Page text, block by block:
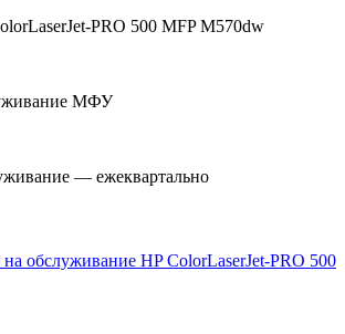
PRO 500 MFP M570dw
МФУ
— ежеквартально
на обслуживание HP ColorLaserJet-PRO 500